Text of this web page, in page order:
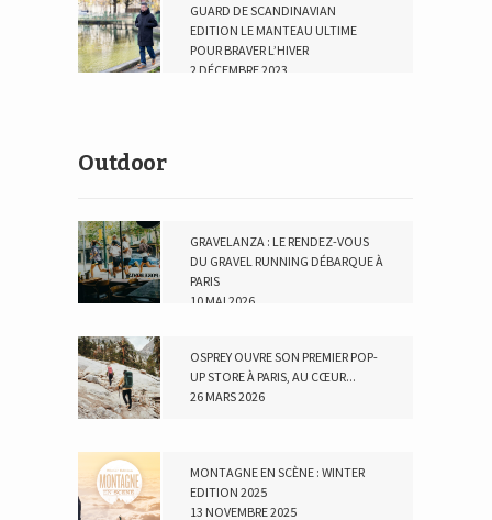
GUARD DE SCANDINAVIAN
EDITION LE MANTEAU ULTIME
POUR BRAVER L’HIVER
2 DÉCEMBRE 2023
Outdoor
GRAVELANZA : LE RENDEZ-VOUS
DU GRAVEL RUNNING DÉBARQUE À
PARIS
10 MAI 2026
OSPREY OUVRE SON PREMIER POP-
UP STORE À PARIS, AU CŒUR...
26 MARS 2026
MONTAGNE EN SCÈNE : WINTER
EDITION 2025
13 NOVEMBRE 2025